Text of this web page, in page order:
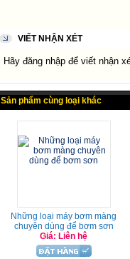
VIẾT NHẬN XÉT
Hãy đăng nhập để viết nhận
Sản phẩm cùng loại khác
Những loại máy bơm màng
chuyên dùng để bơm sơn
Giá: Liên hệ